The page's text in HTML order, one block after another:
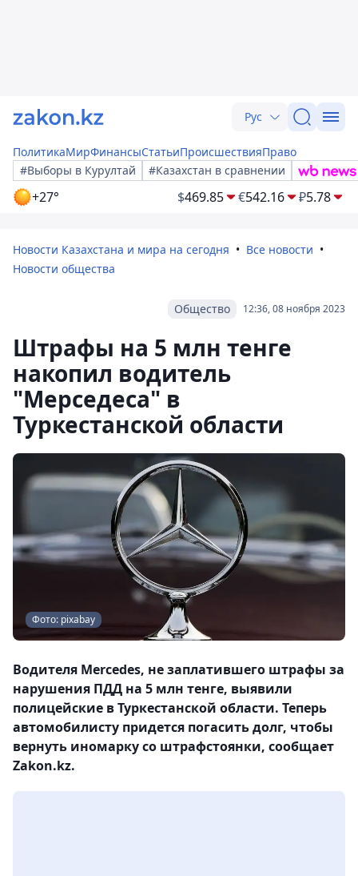
Рус
ПолитикаМирФинансыСтатьиПроисшествияПраво
#Выборы в Курултай
#Казахстан в сравнении
+27° $469.85 €542.16 ₽5.78
Новости Казахстана и мира на сегодня
Все новости
Новости общества
12:36, 08 ноября 2023
Общество
Штрафы на 5 млн тенге
накопил водитель
"Мерседеса" в
Туркестанской области
Фото: pixabay
Водителя Mercedes, не заплатившего штрафы за
нарушения ПДД на 5 млн тенге, выявили
полицейские в Туркестанской области. Теперь
автомобилисту придется погасить долг, чтобы
вернуть иномарку со штрафстоянки, сообщает
Zakon.kz.